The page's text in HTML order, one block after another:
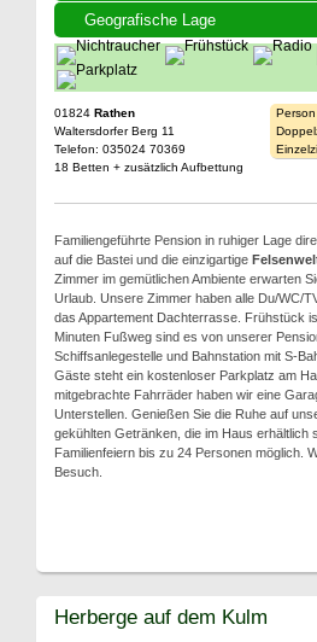
Geografische Lage
01824 Rathen
Waltersdorfer Berg 11
Telefon: 035024 70369
18 Betten + zusätzlich Aufbettung
Familiengeführte Pension in ruhiger Lage
auf die Bastei und die einzigartige
Zimmer im gemütlichen Ambiente erwarten
Urlaub. Unsere Zimmer haben alle Du/WC/
das Appartement Dachterrasse. Frühstück
Minuten Fußweg sind es von unserer
Schiffsanlegestelle und Bahnstation mit S-
Gäste steht ein kostenloser Parkplatz am
mitgebrachte Fahrräder haben wir eine
Unterstellen. Genießen Sie die Ruhe auf
gekühlten Getränken, die im Haus erhältlich
Familienfeiern bis zu 24 Personen möglich.
Besuch.
Herberge auf dem Kulm